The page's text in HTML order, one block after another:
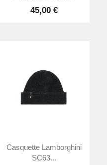
45,00 €
Casquette Lamborghini
SC63...